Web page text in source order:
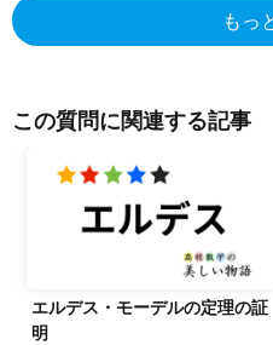
もっ
この質問に関連する記事
エルデス・モーデルの定理の証
明